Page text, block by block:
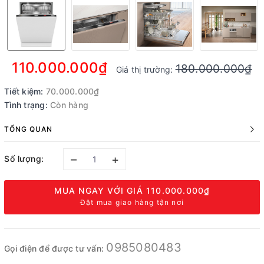
110.000.000₫ Giá thị trường:180.000.000₫
Tiết kiệm: 70.000.000₫
Tình trạng: Còn hàng
TỔNG QUAN
Số lượng: – +
MUA NGAY VỚI GIÁ 110.000.000₫
Đặt mua giao hàng tận nơi
Gọi điện để được tư vấn: 0985080483